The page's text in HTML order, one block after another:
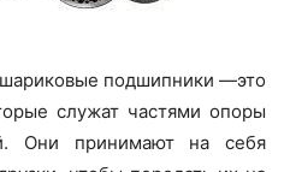
подшипники —это
служат частями опоры
Они принимают на себя